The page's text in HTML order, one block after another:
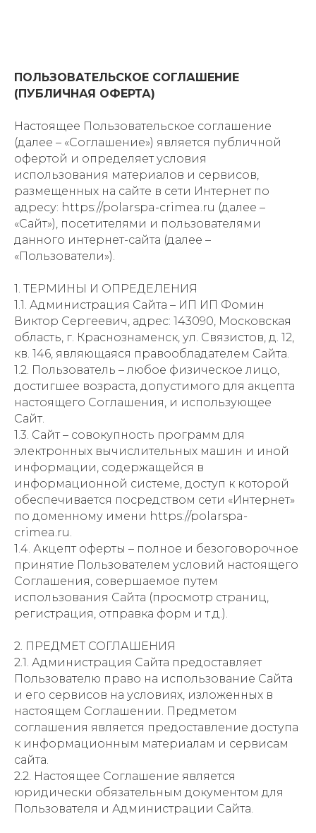
ПОЛЬЗОВАТЕЛЬСКОЕ СОГЛАШЕНИЕ
(ПУБЛИЧНАЯ ОФЕРТА)
Настоящее Пользовательское соглашение
(далее – «Соглашение») является публичной
офертой и определяет условия
использования материалов и сервисов,
размещенных на сайте в сети Интернет по
адресу: https://polarspa-crimea.ru (далее –
«Сайт»), посетителями и пользователями
данного интернет-сайта (далее –
«Пользователи»).
1. ТЕРМИНЫ И ОПРЕДЕЛЕНИЯ
1.1. Администрация Сайта – ИП ИП Фомин
Виктор Сергеевич, адрес: 143090, Московская
область, г. Краснознаменск, ул. Связистов, д. 12,
кв. 146, являющаяся правообладателем Сайта.
1.2. Пользователь – любое физическое лицо,
достигшее возраста, допустимого для акцепта
настоящего Соглашения, и использующее
Сайт.
1.3. Сайт – совокупность программ для
электронных вычислительных машин и иной
информации, содержащейся в
информационной системе, доступ к которой
обеспечивается посредством сети «Интернет»
по доменному имени https://polarspa-
crimea.ru.
1.4. Акцепт оферты – полное и безоговорочное
принятие Пользователем условий настоящего
Соглашения, совершаемое путем
использования Сайта (просмотр страниц,
регистрация, отправка форм и т.д.).
2. ПРЕДМЕТ СОГЛАШЕНИЯ
2.1. Администрация Сайта предоставляет
Пользователю право на использование Сайта
и его сервисов на условиях, изложенных в
настоящем Соглашении. Предметом
соглашения является предоставление доступа
к информационным материалам и сервисам
сайта.
2.2. Настоящее Соглашение является
юридически обязательным документом для
Пользователя и Администрации Сайта.